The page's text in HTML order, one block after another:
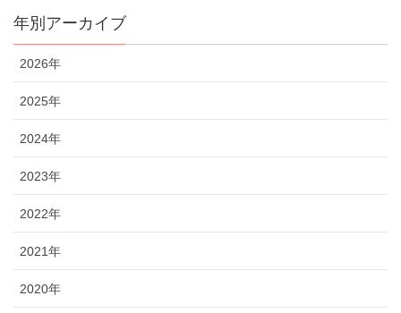
年別アーカイブ
2026年
2025年
2024年
2023年
2022年
2021年
2020年